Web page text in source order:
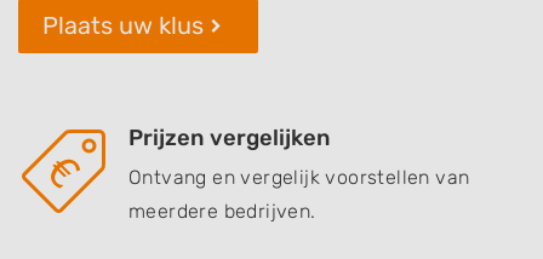
Plaats uw klus
Prijzen vergelijken
Ontvang en vergelijk voorstellen van
meerdere bedrijven.